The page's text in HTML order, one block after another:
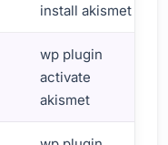
install akismet
wp plugin
activate
akismet